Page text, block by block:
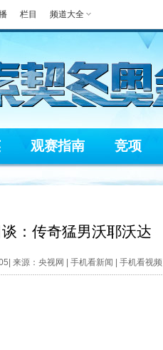
栏目 频道大全
观赛指南 竞项
：传奇猛男沃耶沃达
来源：央视网 | 手机看新闻 手机看视频